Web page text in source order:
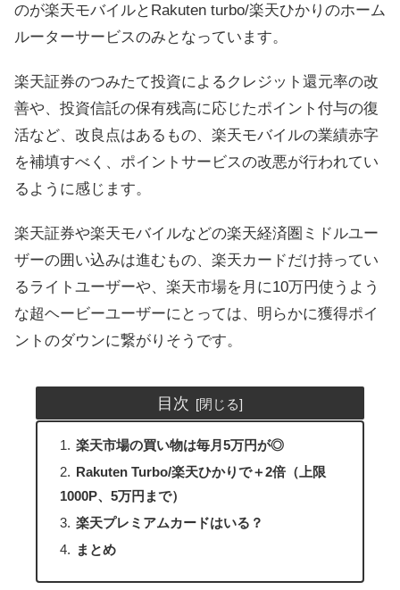
のが楽天モバイルとRakuten turbo/楽天ひかりのホーム
ルーターサービスのみとなっています。
楽天証券のつみたて投資によるクレジット還元率の改
善や、投資信託の保有残高に応じたポイント付与の復
活など、改良点はあるもの、楽天モバイルの業績赤字
を補填すべく、ポイントサービスの改悪が行われてい
るように感じます。
楽天証券や楽天モバイルなどの楽天経済圏ミドルユー
ザーの囲い込みは進むもの、楽天カードだけ持ってい
るライトユーザーや、楽天市場を月に10万円使うよう
な超ヘービーユーザーにとっては、明らかに獲得ポイ
ントのダウンに繋がりそうです。
目次
楽天市場の買い物は毎月5万円が◎
Rakuten Turbo/楽天ひかりで＋2倍（上限
1000P、5万円まで）
楽天プレミアムカードはいる？
まとめ